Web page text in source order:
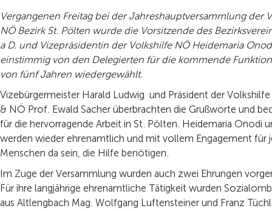
Vergangenen Freitag bei der Jahreshauptversammlung der
NÖ Bezirk St. Pölten wurde die Vorsitzende des
a D. und Vizepräsidentin der Volkshilfe NÖ Heidemaria
einstimmig von den Delegierten für die kommende
von fünf Jahren wiedergewählt.
Vizebürgermeister Harald Ludwig und Präsident der
& NÖ Prof. Ewald Sacher überbrachten die Grußworte und
für die hervorragende Arbeit in St. Pölten. Heidemaria Onodi
werden wieder ehrenamtlich und mit vollem Engagement für
Menschen da sein, die Hilfe benötigen.
Im Zuge der Versammlung wurden auch zwei Ehrungen
Für ihre langjährige ehrenamtliche Tätigkeit wurden
aus Altlengbach Mag. Wolfgang Luftensteiner und Franz